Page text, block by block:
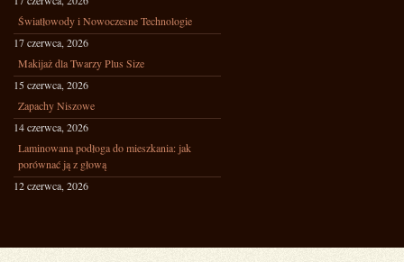
Światłowody i Nowoczesne Technologie
17 czerwca, 2026
Makijaż dla Twarzy Plus Size
15 czerwca, 2026
Zapachy Niszowe
14 czerwca, 2026
Laminowana podłoga do mieszkania: jak
porównać ją z głową
12 czerwca, 2026